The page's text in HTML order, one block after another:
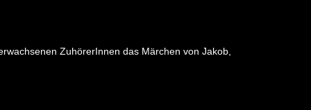
ZuhörerInnen das Märchen von Jakob,